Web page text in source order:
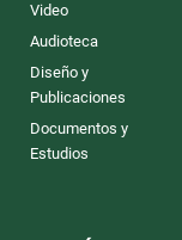
Video
Audioteca
Diseño y
Publicaciones
Documentos y
Estudios